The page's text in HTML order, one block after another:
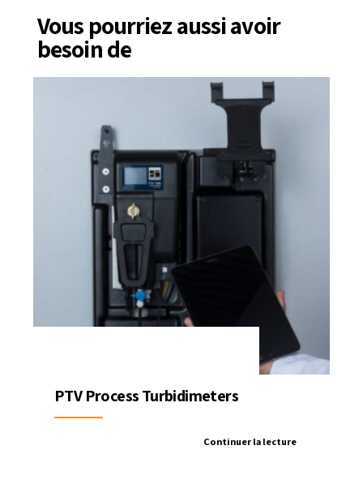
Vous pourriez aussi avoir
besoin de
PTV Process Turbidimeters
Continuer la lecture